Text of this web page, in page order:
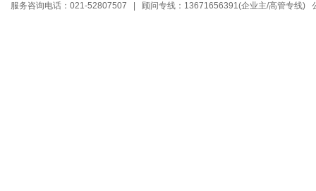
服务咨询电话：021-52807507 | 顾问专线：13671656391(企业主/高管专线)